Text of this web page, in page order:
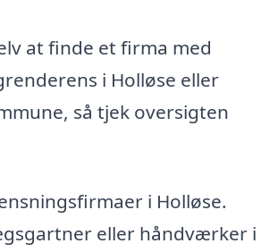
at finde et firma med
i Holløse eller
så tjek oversigten
i Holløse.
eller håndværker i